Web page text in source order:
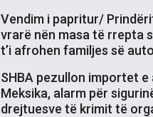
Vendim i papritur/
vrarë nën masa të rrepta
t’i afrohen familjes së
SHBA pezullon importet e
Meksika, alarm për
drejtuesve të krimit të